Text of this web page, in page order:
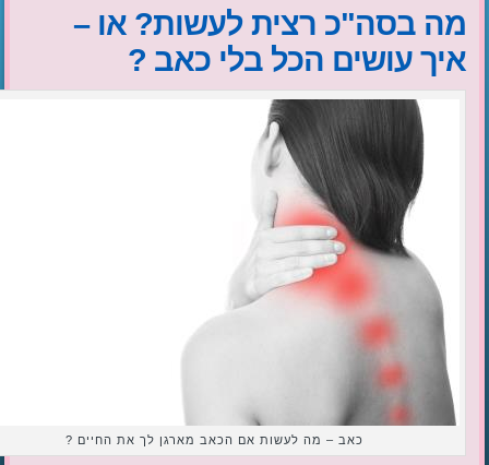
מה בסה"כ רצית לעשות? או –
איך עושים הכל בלי כאב ?
כאב – מה לעשות אם הכאב מארגן לך את החיים ?